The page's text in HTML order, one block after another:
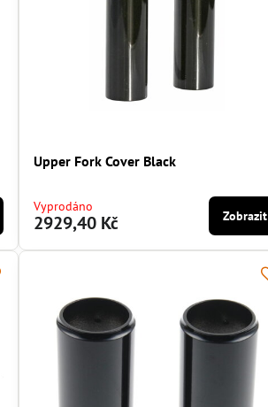
Upper Fork Cover Black
Vyprodáno
2929,40 Kč Zobrazit